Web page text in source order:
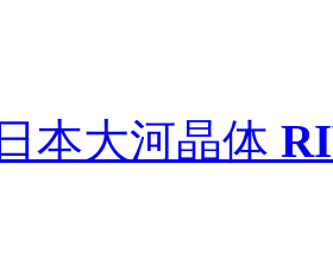
日本大河晶体